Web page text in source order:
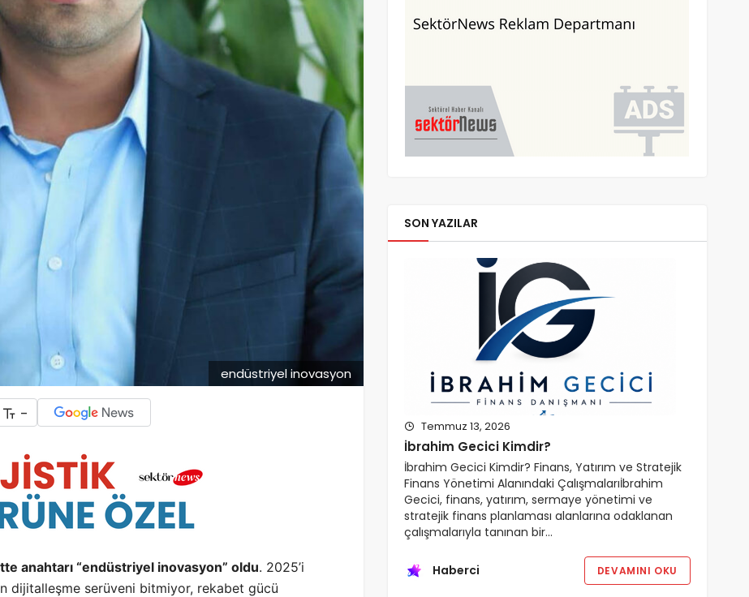
endüstriyel inovasyon
-
anahtarı “endüstriyel inovasyon” oldu. 2025’i
dijitalleşme serüveni bitmiyor, rekabet gücü
SON YAZILAR
Temmuz 13, 2026
İbrahim Gecici Kimdir?
İbrahim Gecici Kimdir? Finans, Yatırım ve Stratejik
Finans Yönetimi Alanındaki Çalışmalarıİbrahim
Gecici, finans, yatırım, sermaye yönetimi ve
stratejik finans planlaması alanlarına odaklanan
çalışmalarıyla tanınan bir…
Haberci DEVAMINI OKU